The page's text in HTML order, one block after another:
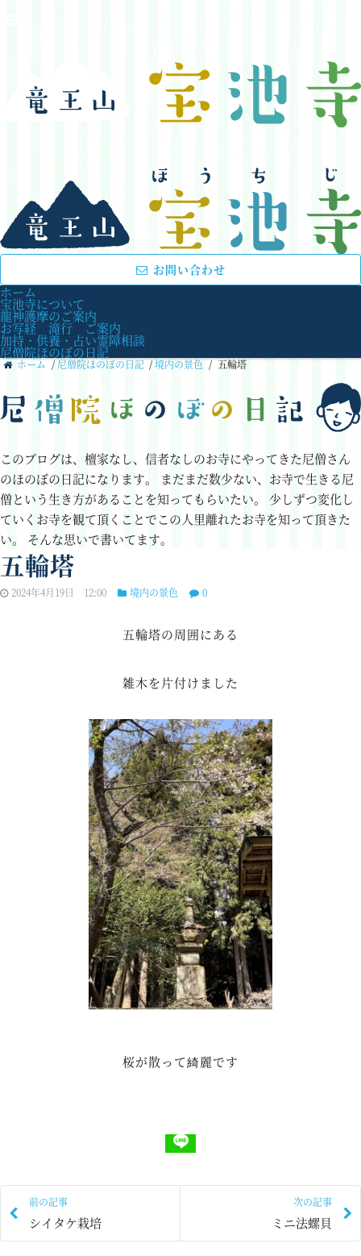
お問い合わせ
ホーム
宝池寺について
龍神護摩のご案内
お写経 滝行 ご案内
加持・供養・占い霊障相談
尼僧院ほのぼの日記
ホーム / 尼僧院ほのぼの日記 /境内の景色 / 五輪塔
このブログは、檀家なし、信者なしのお寺にやってきた尼僧さん
のほのぼの日記になります。 まだまだ数少ない、お寺で生きる尼
僧という生き方があることを知ってもらいたい。
少しずつ変化し
ていくお寺を観て頂くことでこの人里離れたお寺を知って頂きた
い。 そんな思いで書いてます。
五輪塔
2024年4月19日 12:00 境内の景色 0
五輪塔の周囲にある
雑木を片付けました
桜が散って綺麗です
前の記事
シイタケ栽培
次の記事
ミニ法螺貝